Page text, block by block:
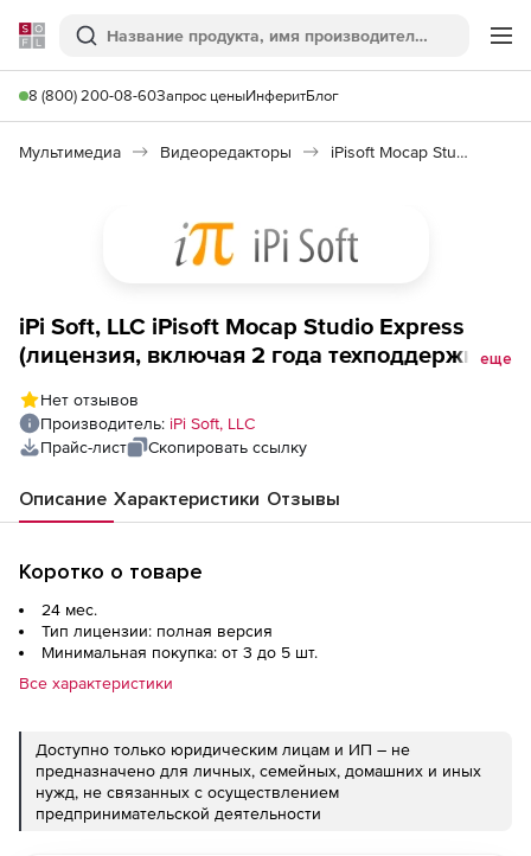
Softline
Поиск
8 (800) 200-08-60Запрос ценыИнферитБлог
Мультимедиа Видеоредакторы iPisoft Mocap Studio Express
iPi Soft, LLC iPisoft Mocap Studio Express
(лицензия, включая 2 года техподдержки),
еще
Нет отзывов
Производитель: iPi Soft, LLC
Прайс-лист
Скопировать ссылку
Описание Характеристики Отзывы
Коротко о товаре
24 мес.
Тип лицензии: полная версия
Минимальная покупка: от 3 до 5 шт.
Все характеристики
Доступно только юридическим лицам и ИП – не
предназначено для личных, семейных, домашних и иных
нужд, не связанных с осуществлением
предпринимательской деятельности